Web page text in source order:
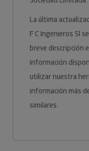
La última
F C Ingenieros Sl
breve descripción
información
utilizar nuestra
información más
similares.